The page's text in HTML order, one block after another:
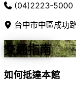
(04)2223-5000
台中市中區成功
交通指南
如何抵達本館